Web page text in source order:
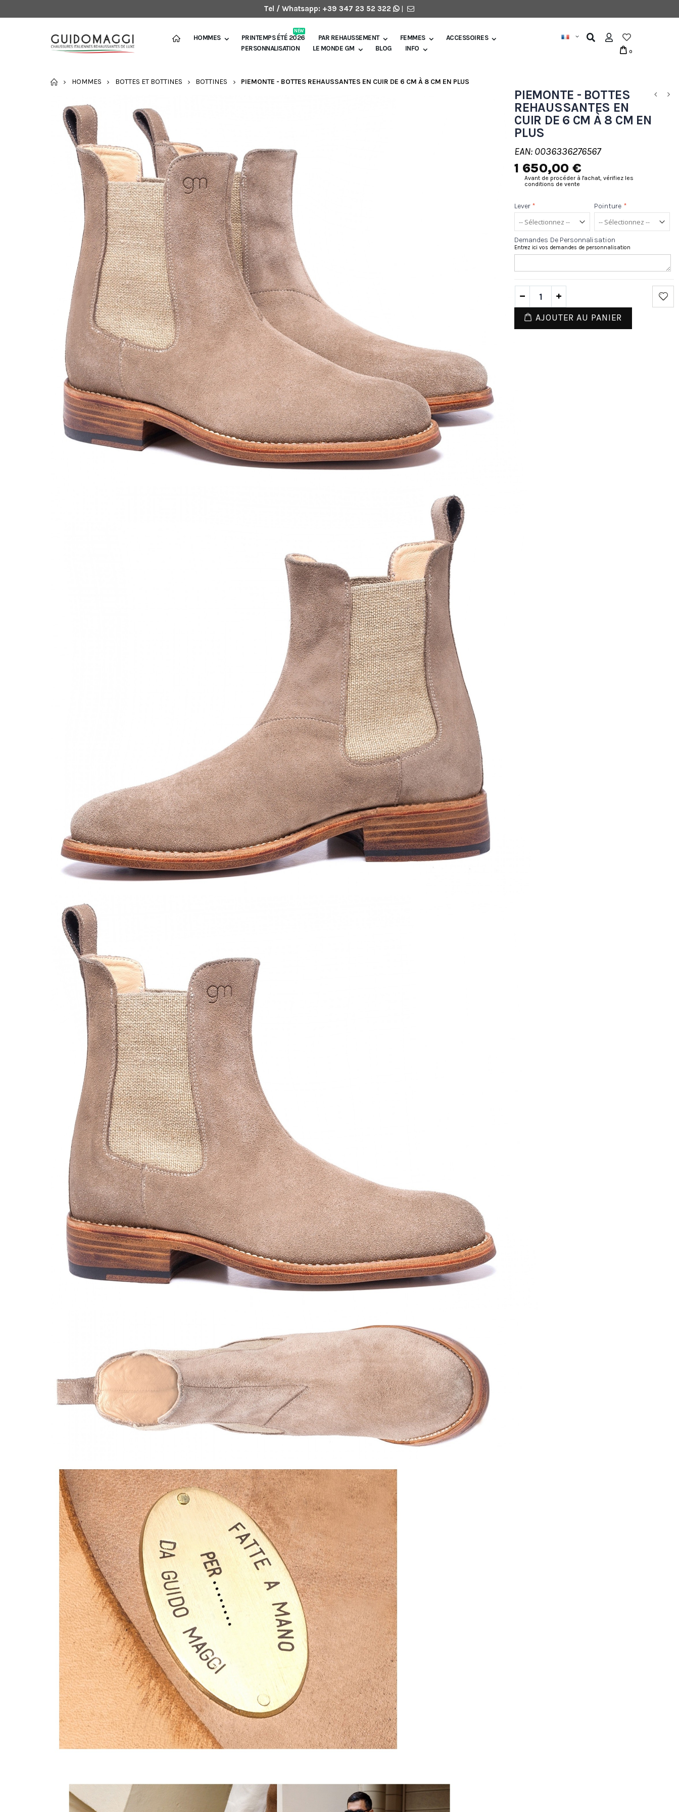
Tel / Whatsapp: +39 347 23 52 322 |
HOMMES PRINTEMPS ÉTÉ 2026
NEW
PAR REHAUSSEMENT FEMMES
ACCESSOIRES
PERSONNALISATION
LE MONDE GM BLOG INFO 0
ACCUEIL
HOMMES BOTTES ET BOTTINES BOTTINES PIEMONTE - BOTTES REHAUSSANTES EN CUIR DE 6 CM À 8 CM EN PLUS
PIEMONTE - BOTTES
REHAUSSANTES EN
CUIR DE 6 CM À 8 CM EN
PLUS
EAN: 0036336276567
1 650,00 €
Avant de procéder à l'achat, vérifiez les
conditions de vente
Lever * Pointure *
Demandes De Personnalisation
Entrez ici vos demandes de personnalisation
AJOUTER AU PANIER